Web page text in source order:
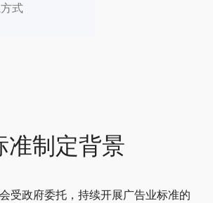
式
准制定背景
受政府委托，持续开展广告业标准的